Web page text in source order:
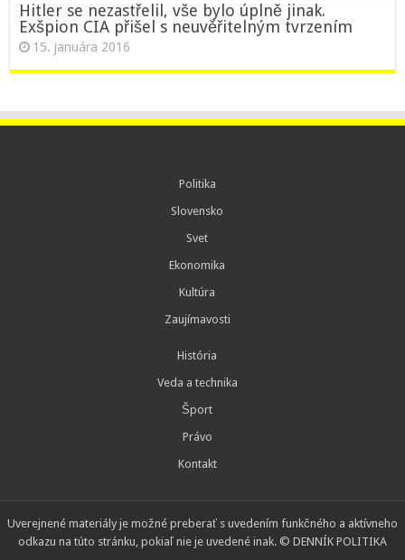
Hitler se nezastřelil, vše bylo úplně jinak.
Exšpion CIA přišel s neuvěřitelným tvrzením
15. januára 2016
Politika
Slovensko
Svet
Ekonomika
Kultúra
Zaujímavosti
História
Veda a technika
Šport
Právo
Kontakt
Uverejnené materiály je možné preberať s uvedením funkčného a aktívneho
odkazu na túto stránku, pokiaľ nie je uvedené inak. © DENNÍK POLITIKA